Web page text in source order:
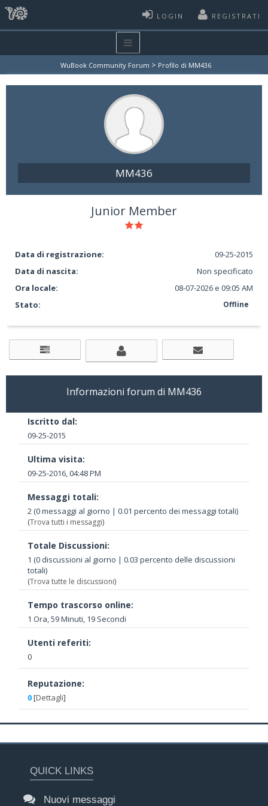
LOGIN REGISTRATI
WuBook Community Forum > Profilo di MM436
MM436
Junior Member
Data di registrazione:
09-25-2015
Data di nascita:
Non specificato
Ora locale:
08-07-2026 e 09:05 AM
Stato:
Offline
Informazioni forum di MM436
Iscritto dal:
09-25-2015
Ultima visita:
09-25-2016, 04:48 PM
Messaggi totali:
2 (0 messaggi al giorno | 0.01 percento dei messaggi totali)
(Trova tutti i messaggi)
Totale Discussioni:
1 (0 discussioni al giorno | 0.03 percento delle discussioni
totali)
(Trova tutte le discussioni)
Tempo trascorso online:
1 Ora, 59 Minuti, 19 Secondi
Utenti referiti:
0
Reputazione:
0[Dettagli]
QUICK LINKS
Nuovi messaggi